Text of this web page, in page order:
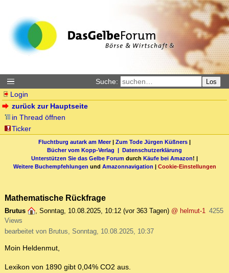
Suche: Los
Login
zurück zur Hauptseite
in Thread öffnen
Ticker
Fluchtburg autark am Meer| Zum Tode Jürgen Küßners |
Bücher vom Kopp-Verlag | Datenschutzerklärung
Unterstützen Sie das Gelbe Forum durch Käufe bei Amazon! |
Weitere Buchempfehlungen und Amazonnavigation | Cookie-Einstellungen
Mathematische Rückfrage
Brutus , Sonntag, 10.08.2025, 10:12 (vor 363 Tagen) @ helmut-1 4255
Views
bearbeitet von Brutus, Sonntag, 10.08.2025, 10:37
Moin Heldenmut,
Lexikon von 1890 gibt 0,04% CO2 aus.